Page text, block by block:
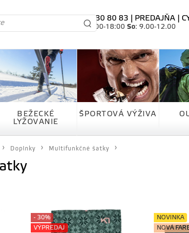
tel. 0905 80 80 83 | PREDAJŇA
: 10.00-18:00 So: 9.00-12.00
BEŽECKÉ
LYŽOVANIE
ŠPORTOVÁ VÝŽIVA
Doplnky Multifunkčné šatky
- 30%
VÝPREDAJ
NOVINKA
NOVÁ